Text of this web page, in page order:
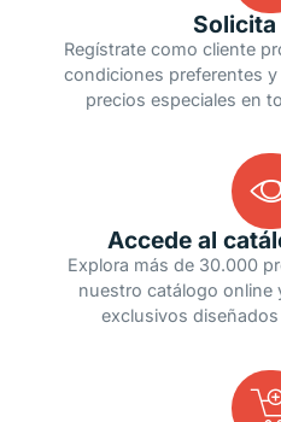
Solicita
Regístrate como cliente
condiciones preferentes
precios especiales en
Accede al
Explora más de 30.000
nuestro catálogo online
exclusivos